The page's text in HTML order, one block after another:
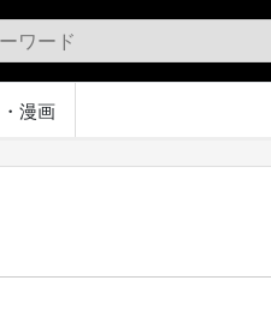
漫画